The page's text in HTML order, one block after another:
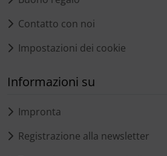
Contatto con noi
Impostazioni dei cookie
Informazioni su
Impronta
Registrazione alla newsletter